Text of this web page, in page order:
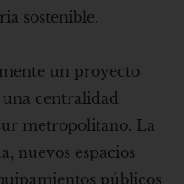
sostenible.
un proyecto
centralidad
metropolitano. La
nuevos espacios
públicos